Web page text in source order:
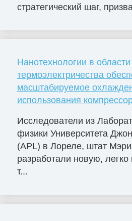
стратегический шаг,
Нанотехнологии в области
термоэлектричества
масштабируемое
использования
Исследователи из
физики Университета
(APL) в Лореле, штат
разработали новую,
т...